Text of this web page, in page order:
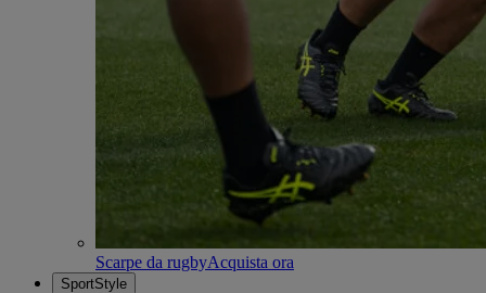
Scarpe da rugbyAcquista ora
SportStyle